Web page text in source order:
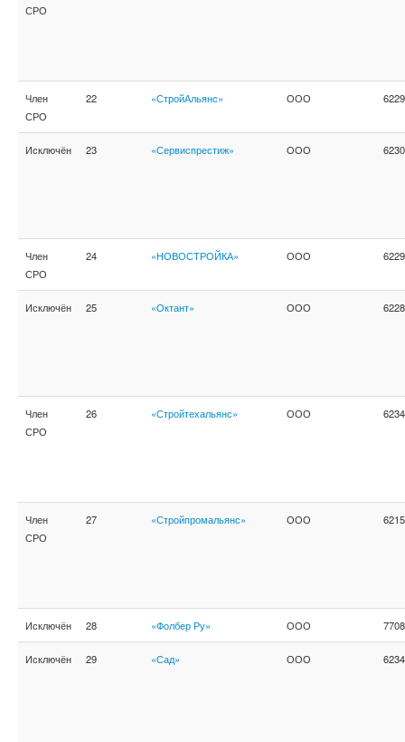
СРО
Член
СРО
22 «СтройАльянс» ООО
Исключён 23 «Сервиспрестиж» ООО
Член
СРО
24 «НОВОСТРОЙКА» ООО
Исключён 25 «Октант» ООО
Член
СРО
26 «Стройтехальянс» ООО
Член
СРО
27 «Стройпромальянс» ООО
Исключён 28 «Фолбер Ру» ООО
Исключён 29 «Сад» ООО